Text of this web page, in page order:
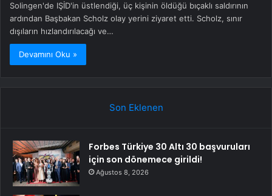
Solingen'de IŞİD'in üstlendiği, üç kişinin öldüğü bıçaklı saldırının
ardından Başbakan Scholz olay yerini ziyaret etti. Scholz, sınır
dışıların hızlandırılacağı ve…
Devamını Oku »
Son Eklenen
Forbes Türkiye 30 Altı 30 başvuruları
için son dönemece girildi!
Ağustos 8, 2026